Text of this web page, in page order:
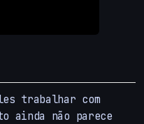
trabalhar com
ainda não parece